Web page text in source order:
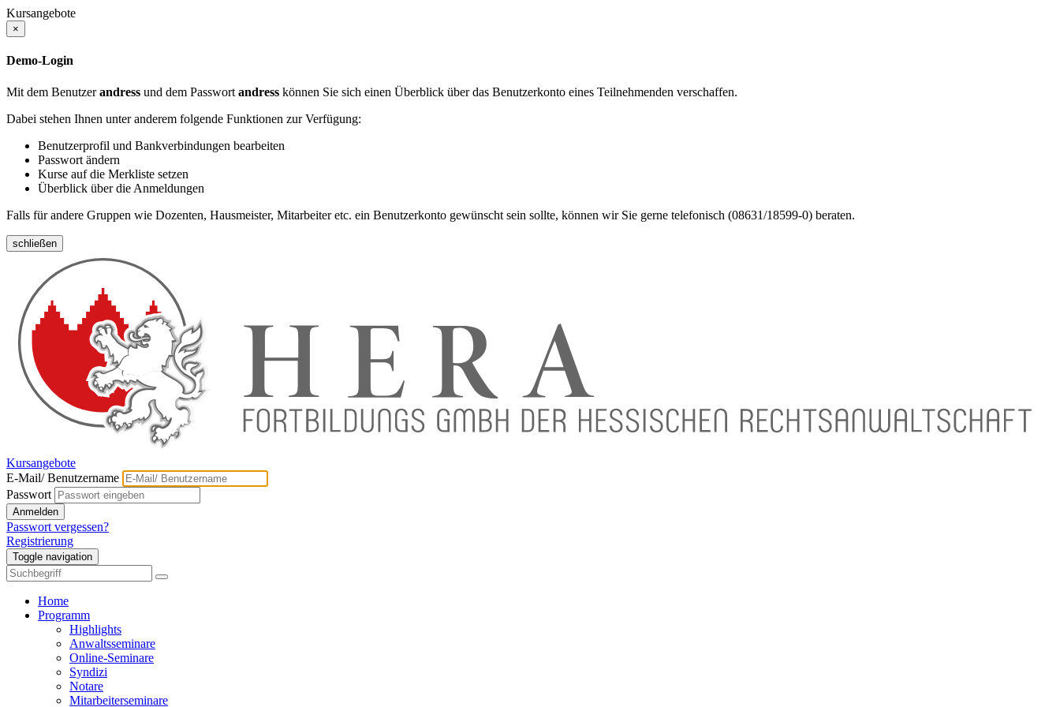
Kursangebote
×
Demo-Login
Mit dem Benutzerandress und dem Passwort andress können Sie sich einen Überblick über das Benutzerkonto eines Teilnehmenden verschaffen.
Dabei stehen Ihnen unter anderem folgende Funktionen zur Verfügung:
Benutzerprofil und Bankverbindungen bearbeiten
Passwort ändern
Kurse auf die Merkliste setzen
Überblick über die Anmeldungen
Falls für andere Gruppen wie Dozenten, Hausmeister, Mitarbeiter etc. ein Benutzerkonto gewünscht sein sollte, können wir Sie gerne telefonisch (08631/18599-0) beraten.
schließen
Kursangebote
E-Mail/ Benutzername
Passwort
Anmelden
Passwort vergessen?
Registrierung
Toggle navigation
Home
Programm
Highlights
Anwaltsseminare
Online-Seminare
Syndizi
Notare
Mitarbeiterseminare